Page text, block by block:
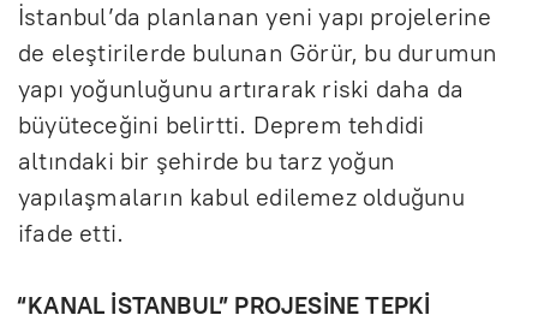
İstanbul’da planlanan yeni yapı projelerine
de eleştirilerde bulunan Görür, bu durumun
yapı yoğunluğunu artırarak riski daha da
büyüteceğini belirtti. Deprem tehdidi
altındaki bir şehirde bu tarz yoğun
yapılaşmaların kabul edilemez olduğunu
ifade etti.
“KANAL İSTANBUL” PROJESİNE TEPKİ